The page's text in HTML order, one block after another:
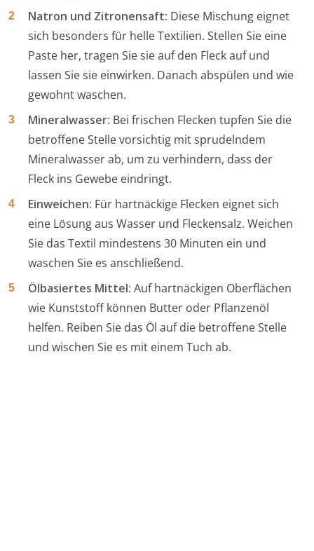
Natron und Zitronensaft: Diese Mischung eignet
sich besonders für helle Textilien. Stellen Sie eine
Paste her, tragen Sie sie auf den Fleck auf und
lassen Sie sie einwirken. Danach abspülen und wie
gewohnt waschen.
Mineralwasser: Bei frischen Flecken tupfen Sie die
betroffene Stelle vorsichtig mit sprudelndem
Mineralwasser ab, um zu verhindern, dass der
Fleck ins Gewebe eindringt.
Einweichen: Für hartnäckige Flecken eignet sich
eine Lösung aus Wasser und Fleckensalz. Weichen
Sie das Textil mindestens 30 Minuten ein und
waschen Sie es anschließend.
Ölbasiertes Mittel: Auf hartnäckigen Oberflächen
wie Kunststoff können Butter oder Pflanzenöl
helfen. Reiben Sie das Öl auf die betroffene Stelle
und wischen Sie es mit einem Tuch ab.